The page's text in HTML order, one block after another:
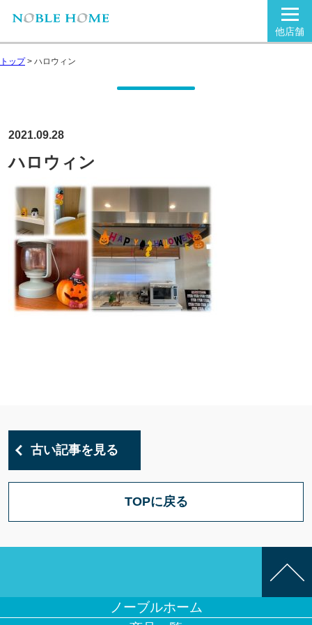
他店舗
トップ> ハロウィン
2021.09.28
ハロウィン
古い記事を見る
TOPに戻る
ノーブルホーム